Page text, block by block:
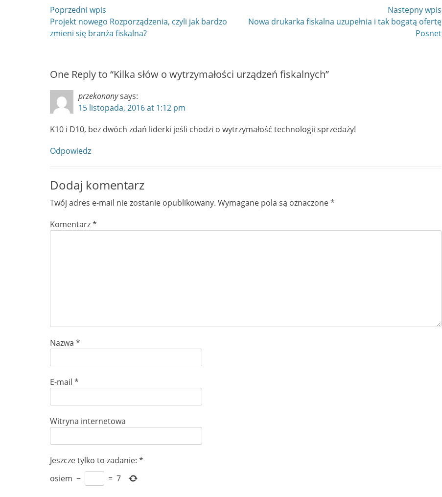
Nawigacja
wpisu
Poprzedni wpis
Poprzedni
wpis
Projekt nowego Rozporządzenia, czyli jak bardzo
zmieni się branża fiskalna?
Nastepny wpis
Następny
Nowa drukarka fiskalna uzupełnia i tak bogatą ofertę
Posnet
One Reply to “Kilka słów o wytrzymałości urządzeń fiskalnych”
przekonanysays:
15 listopada, 2016 at 1:12 pm
K10 i D10, bez dwóch zdań liderki jeśli chodzi o wytrzymałość technologii sprzedaży!
Odpowiedz
Dodaj komentarz
Twój adres e-mail nie zostanie opublikowany. Wymagane pola są oznaczone*
Komentarz*
Nazwa *
E-mail *
Witryna internetowa
Jeszcze tylko to zadanie: *
osiem − = 7